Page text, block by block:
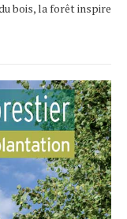
bois, la forêt inspire